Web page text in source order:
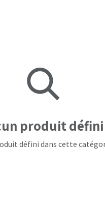
produit défini
défini dans cette